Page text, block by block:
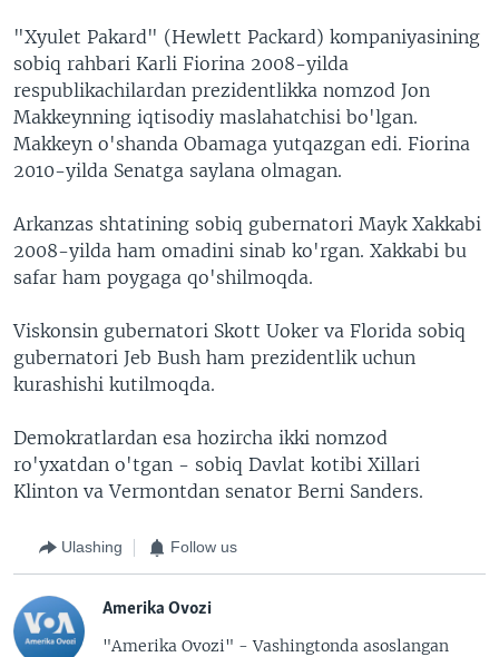
"Xyulet Pakard" (Hewlett Packard) kompaniyasining
sobiq rahbari Karli Fiorina 2008-yilda
respublikachilardan prezidentlikka nomzod Jon
Makkeynning iqtisodiy maslahatchisi bo'lgan.
Makkeyn o'shanda Obamaga yutqazgan edi. Fiorina
2010-yilda Senatga saylana olmagan.
Arkanzas shtatining sobiq gubernatori Mayk Xakkabi
2008-yilda ham omadini sinab ko'rgan. Xakkabi bu
safar ham poygaga qo'shilmoqda.
Viskonsin gubernatori Skott Uoker va Florida sobiq
gubernatori Jeb Bush ham prezidentlik uchun
kurashishi kutilmoqda.
Demokratlardan esa hozircha ikki nomzod
ro'yxatdan o'tgan - sobiq Davlat kotibi Xillari
Klinton va Vermontdan senator Berni Sanders.
Ulashing Follow us
Amerika Ovozi
"Amerika Ovozi" - Vashingtonda asoslangan